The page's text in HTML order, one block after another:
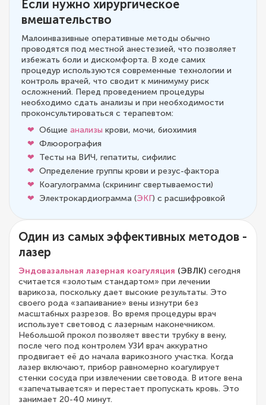
Если нужно хирургическое
вмешательство
Малоинвазивные оперативные методы обычно
проводятся под местной анестезией, что позволяет
избежать боли и дискомфорта. В ходе самих
процедур используются современные технологии и
контроль врачей, что сводит к минимуму риск
осложнений. Перед проведением процедуры
необходимо сдать анализы и при необходимости
проконсультироваться с терапевтом:
Общие анализы крови, мочи, биохимия
Флюорография
Тесты на ВИЧ, гепатиты, сифилис
Определение группы крови и резус-фактора
Коагулограмма (скрининг свертываемости)
Электрокардиограмма (ЭКГ) с расшифровкой
Один из самых эффективных методов -
лазер
Эндовазальная лазерная коагуляция (ЭВЛК) сегодня
считается «золотым стандартом» при лечении
варикоза, поскольку дает высокие результаты. Это
своего рода «запаивание» вены изнутри без
масштабных разрезов. Во время процедуры врач
использует световод с лазерным наконечником.
Небольшой прокол позволяет ввести трубку в вену,
после чего под контролем УЗИ врач аккуратно
продвигает её до начала варикозного участка. Когда
лазер включают, прибор равномерно коагулирует
стенки сосуда при извлечении световода. В итоге вена
«запечатывается» и перестает пропускать кровь. Это
занимает 20-40 минут.